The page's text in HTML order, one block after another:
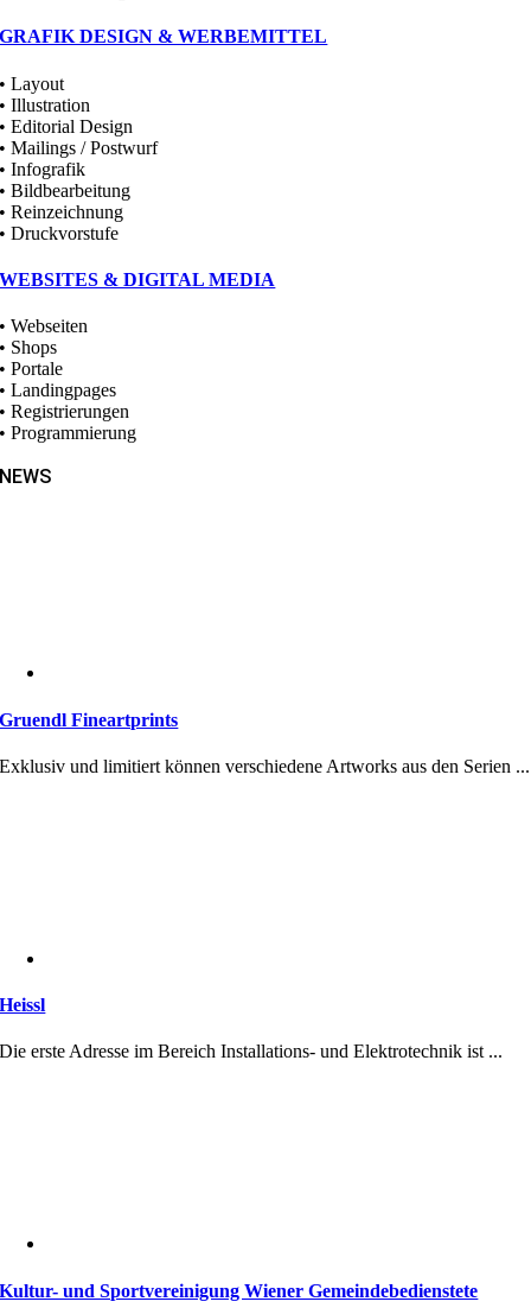
GRAFIK DESIGN & WERBEMITTEL
• Layout
• Illustration
• Editorial Design
• Mailings / Postwurf
• Infografik
• Bildbearbeitung
• Reinzeichnung
• Druckvorstufe
WEBSITES & DIGITAL MEDIA
• Webseiten
• Shops
• Portale
• Landingpages
• Registrierungen
• Programmierung
NEWS
Gruendl Fineartprints
Exklusiv und limitiert können verschiedene Artworks aus den Serien ...
Heissl
Die erste Adresse im Bereich Installations- und Elektrotechnik ist ...
Kultur- und Sportvereinigung Wiener Gemeindebedienstete